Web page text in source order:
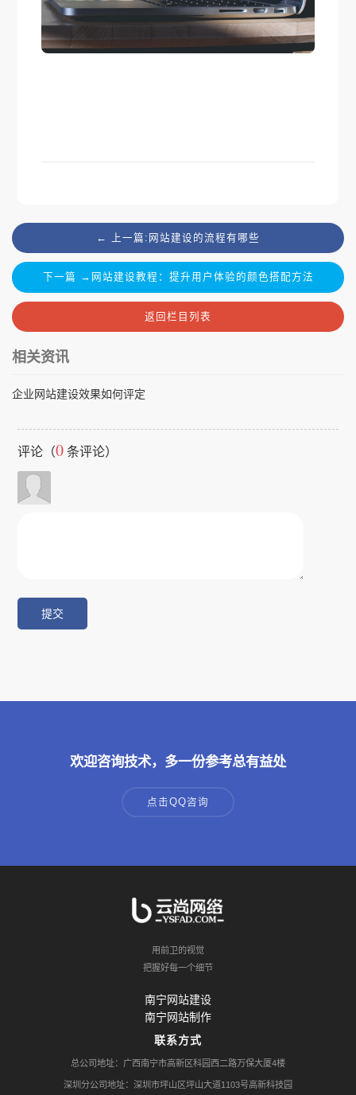
← 上一篇:网站建设的流程有哪些
下一篇 →网站建设教程：提升用户体验的颜色搭配方法
返回栏目列表
相关资讯
企业网站建设效果如何评定
评论（0 条评论）
欢迎咨询技术，多一份参考总有益处
点击QQ咨询
用前卫的视觉
把握好每一个细节
南宁网站建设
南宁网站制作
联系方式
总公司地址：广西南宁市高新区科园西二路万保大厦4楼
深圳分公司地址：深圳市坪山区坪山大道1103号高新科技园